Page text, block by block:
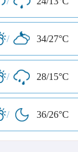
/ 34/27°C
/ 28/15°C
/ 36/26°C